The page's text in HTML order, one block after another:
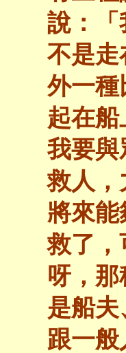
說：「
不是走
外一種
起在
我要與
救人，
將來
救了，
呀，
是船
跟一